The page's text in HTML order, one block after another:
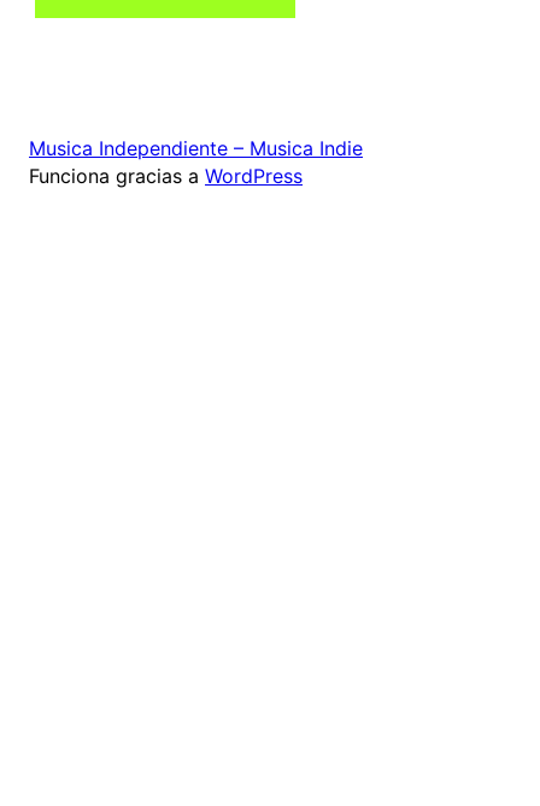
Musica Independiente – Musica Indie
Funciona gracias a WordPress